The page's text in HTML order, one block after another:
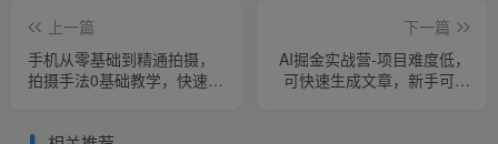
上一篇
手机从零基础到精通拍摄，
拍摄手法0基础教学，快速入
下一篇
AI掘金实战营-项目难度低，
可快速生成文章，新手可直